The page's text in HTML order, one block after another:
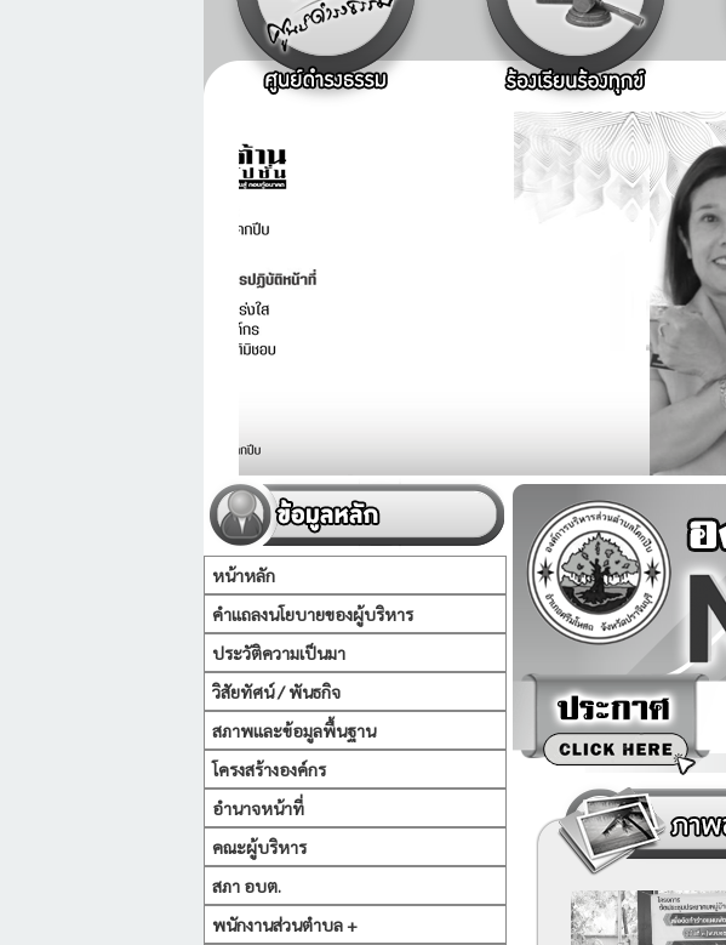
หน้าหลัก
คำแถลงนโยบายของผู้บริหาร
ประวัติความเป็นมา
วิสัยทัศน์ / พันธกิจ
สภาพและข้อมูลพื้นฐาน
โครงสร้างองค์กร
อำนาจหน้าที่
คณะผู้บริหาร
สภา อบต.
พนักงานส่วนตำบล +